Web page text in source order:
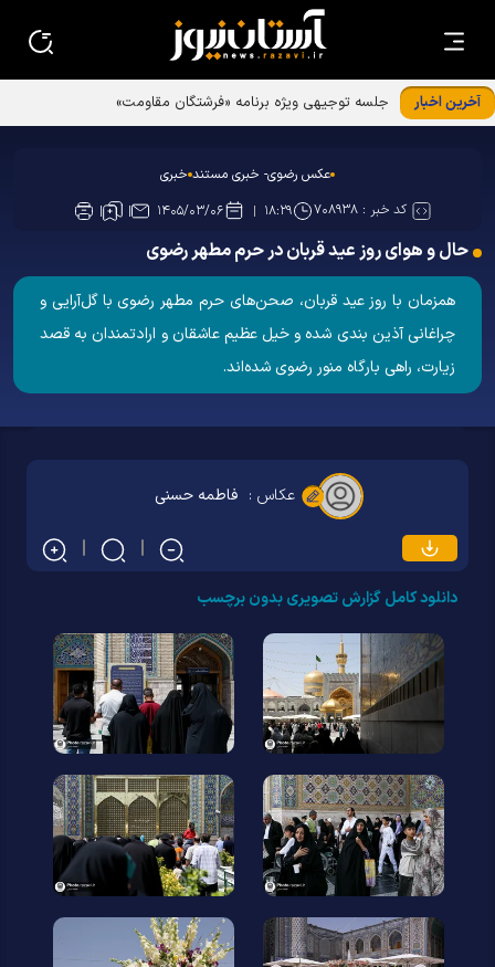
آخرین اخبار جلسه توجیهی ویژه برنامه «فرشتگان مقاومت»
عکس رضوی- خبری مستند خبری
کد خبر :۷۰۸۹۳۸ ۱۸:۲۹ ۱۴۰۵/۰۳/۰۶
حال و هوای روز عید قربان در حرم مطهر رضوی
همزمان با روز عید قربان، صحن‌های حرم مطهر رضوی با گل‌آرایی و
چراغانی آذین بندی شده و خیل عظیم عاشقان و ارادتمندان به قصد
زیارت، راهی بارگاه منور رضوی شده‌اند.
عکاس : فاطمه حسنی
دانلود کامل گزارش تصویری بدون برچسب